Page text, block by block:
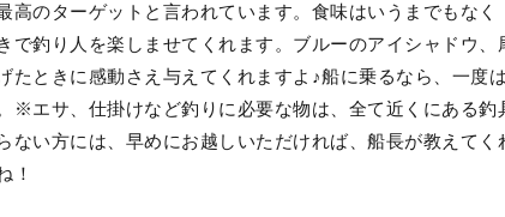
高のターゲットと言われています。食味はいうまでもなく
で釣り人を楽しませてくれます。ブルーのアイシャドウ、
たときに感動さえ与えてくれますよ♪船に乗るなら、一度
※エサ、仕掛けなど釣りに必要な物は、全て近くにある釣
ない方には、早めにお越しいただければ、船長が教えてく
！